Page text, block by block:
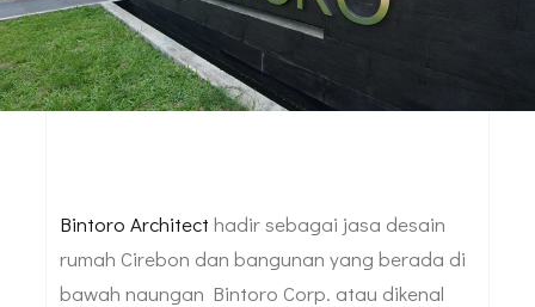
Bintoro Architect hadir sebagai jasa desain
rumah Cirebon dan bangunan yang berada di
bawah naungan Bintoro Corp. atau dikenal